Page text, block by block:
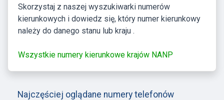
Skorzystaj z naszej wyszukiwarki numerów
kierunkowych i dowiedz się, który numer kierunkowy
należy do danego stanu lub kraju .
Wszystkie numery kierunkowe krajów NANP
Najczęściej oglądane numery telefonów